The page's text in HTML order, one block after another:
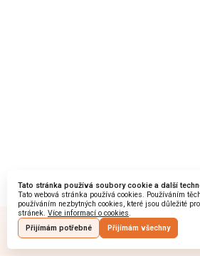
Tato stránka používá soubory cookie a další
Tato webová stránka používá cookies. Používáním
používáním nezbytných cookies, které jsou důležité
stránek. Více informací o cookies.
Přijímám potřebné
Přijímám všechny
Vytvořeno naStartquestion